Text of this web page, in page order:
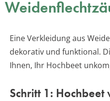
Eine Verkleidung aus
dekorativ und funktional.
Ihnen, Ihr Hochbeet
Schritt 1: Hochbeet